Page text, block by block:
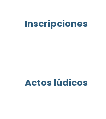
Inscripciones
Actos lúdicos